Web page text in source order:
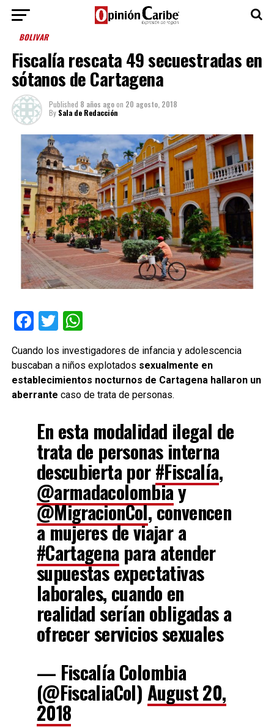
BOLIVAR
Fiscalía rescata 49 secuestradas en
sótanos de Cartagena
Published 8 años agoon 20 agosto, 2018
By Sala de Redacción
Facebook
TwitterWhatsApp
Cuando los investigadores de infancia y adolescencia
buscaban a niños explotados sexualmente en
establecimientos nocturnos de Cartagena hallaron un
aberrante caso de trata de personas.
En esta modalidad ilegal de
trata de personas interna
descubierta por#Fiscalía,
@armadacolombiay
@MigracionCol, convencen
a mujeres de viajar a
#Cartagena para atender
supuestas expectativas
laborales, cuando en
realidad serían obligadas a
ofrecer servicios sexuales
— Fiscalía Colombia
(@FiscaliaCol) August 20,
2018